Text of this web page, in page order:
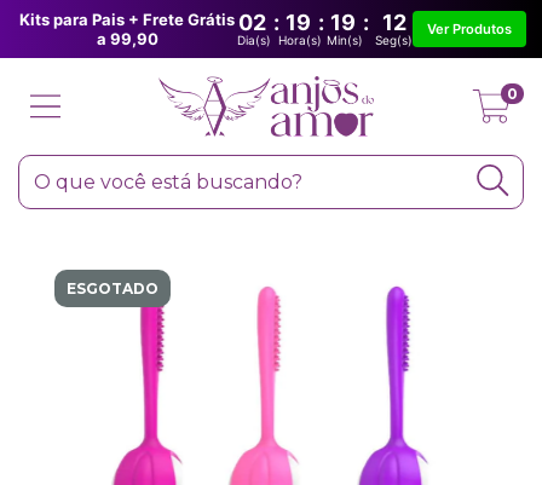
Kits para Pais + Frete Grátis
a 99,90
02 : 19 : 19 : 12
Dia(s) Hora(s) Min(s) Seg(s)
Ver Produtos
0
ESGOTADO